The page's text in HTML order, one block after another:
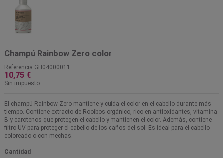
Champú Rainbow Zero color
Referencia GH04000011
10,75 €
Sin impuesto
El champú Rainbow Zero mantiene y cuida el color en el cabello durante más
tiempo. Contiene extracto de Rooibos orgánico, rico en antioxidantes, vitamina
B y carotenos que protegen el cabello y mantienen el color. Además, contiene
filtro UV para proteger el cabello de los daños del sol. Es ideal para el cabello
coloreado o con mechas.
Cantidad